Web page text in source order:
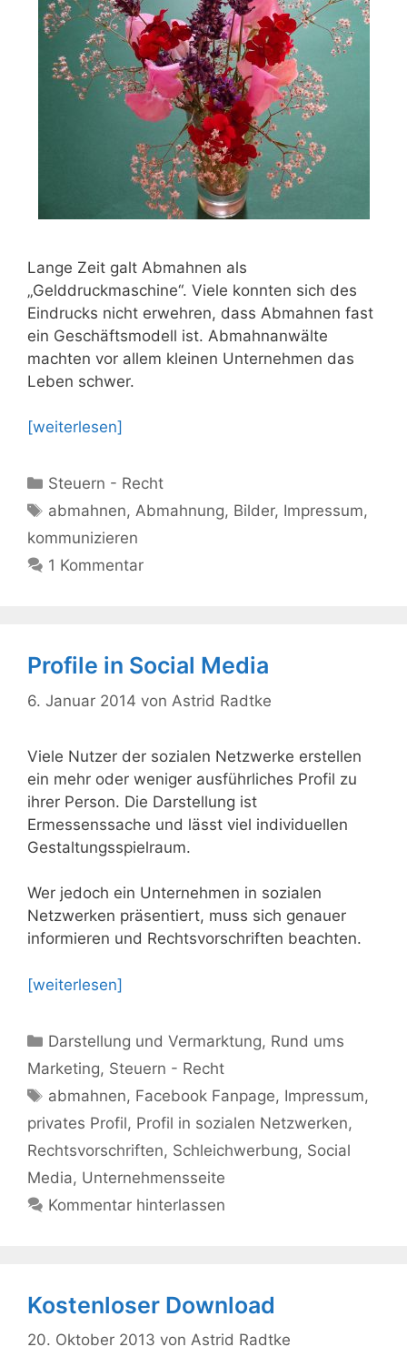
Lange Zeit galt Abmahnen als
„Gelddruckmaschine“. Viele konnten sich des
Eindrucks nicht erwehren, dass Abmahnen fast
ein Geschäftsmodell ist. Abmahnanwälte
machten vor allem kleinen Unternehmen das
Leben schwer.
[weiterlesen]
Kategorien
Steuern - Recht
Schlagwörter
abmahnen,Abmahnung, Bilder, Impressum,
kommunizieren
1 Kommentar
Profile in Social Media
6. Januar 2014 von Astrid Radtke
Viele Nutzer der sozialen Netzwerke erstellen
ein mehr oder weniger ausführliches Profil zu
ihrer Person. Die Darstellung ist
Ermessenssache und lässt viel individuellen
Gestaltungsspielraum.
Wer jedoch ein Unternehmen in sozialen
Netzwerken präsentiert, muss sich genauer
informieren und Rechtsvorschriften beachten.
[weiterlesen]
Kategorien
Darstellung und Vermarktung, Rund ums
Marketing, Steuern - Recht
Schlagwörter
abmahnen, Facebook Fanpage, Impressum,
privates Profil, Profil in sozialen Netzwerken,
Rechtsvorschriften, Schleichwerbung, Social
Media, Unternehmensseite
Kommentar hinterlassen
Kostenloser Download
20. Oktober 2013 von Astrid Radtke